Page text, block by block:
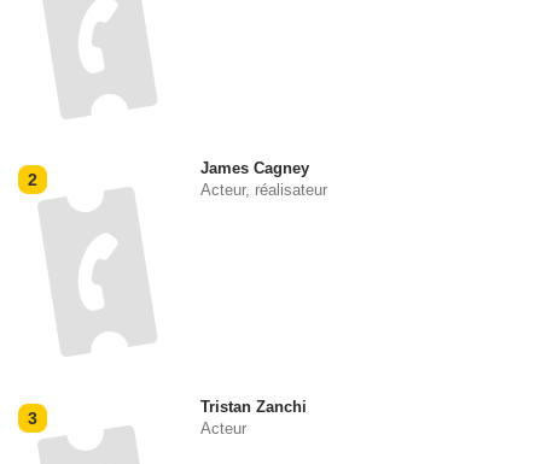
2
James Cagney
Acteur, réalisateur
3
Tristan Zanchi
Acteur